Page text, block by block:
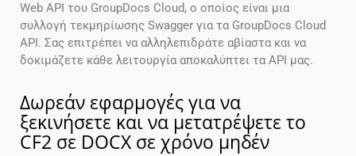
Web API του GroupDocs Cloud, ο οποίος είναι μια
συλλογή τεκμηρίωσης Swagger για τα GroupDocs Cloud
API. Σας επιτρέπει να αλληλεπιδράτε αβίαστα και να
δοκιμάζετε κάθε λειτουργία αποκαλύπτει τα API μας.
Δωρεάν εφαρμογές για να
ξεκινήσετε και να μετατρέψετε το
CF2 σε DOCX σε χρόνο μηδέν